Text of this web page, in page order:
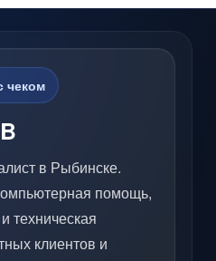
чеком
в Рыбинске.
помощь,
техническая
клиентов и